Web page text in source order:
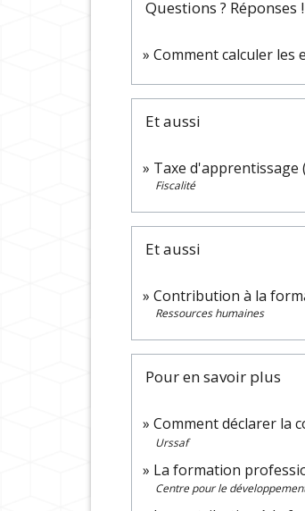
Questions ? Réponses !
Comment calculer les
Et aussi
Taxe d'apprentissage
Fiscalité
Et aussi
Contribution à la
Ressources humaines
Pour en savoir plus
Comment déclarer la
Urssaf
La formation
Centre pour le